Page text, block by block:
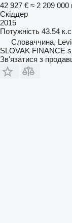
42 927 € ≈ 2 209 000
Скіддер
2015
Потужність 43.54
Словаччина,
SLOVAK FINANCE
Зв'язатися з